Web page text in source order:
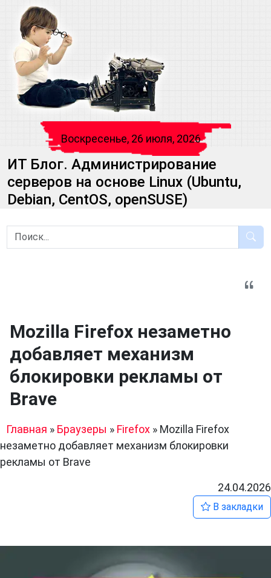
Воскресенье, 26 июля, 2026
ИТ Блог. Администрирование
серверов на основе Linux (Ubuntu,
Debian, CentOS, openSUSE)
Mozilla Firefox незаметно
добавляет механизм
блокировки рекламы от
Brave
Главная » Браузеры » Firefox » Mozilla Firefox
незаметно добавляет механизм блокировки
рекламы от Brave
24.04.2026
В закладки